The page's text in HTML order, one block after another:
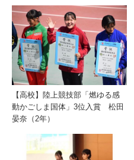
【高校】陸上競技部「燃ゆる感
動かごしま国体」3位入賞 松田
晏奈（2年）